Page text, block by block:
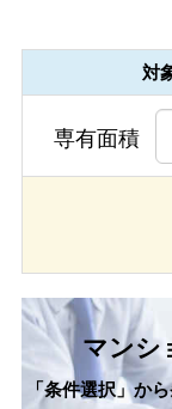
対
専有面積
マンシ
「条件選択」か